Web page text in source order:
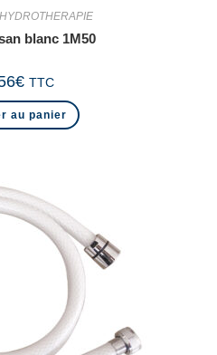
HYDROTHERAPIE
blanc 1M50
€ TTC
au panier